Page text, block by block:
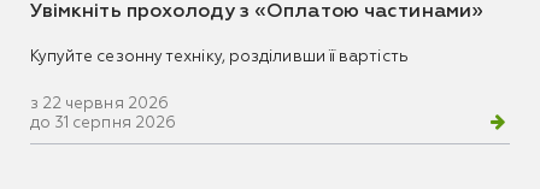
Увімкніть прохолоду з «Оплатою частинами»
Купуйте сезонну техніку, розділивши її вартість
з 22 червня 2026
до 31 серпня 2026